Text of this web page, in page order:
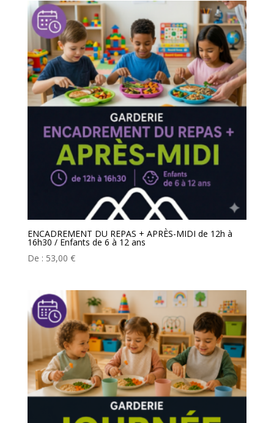
ENCADREMENT DU REPAS + APRÈS-MIDI de 12h à
16h30 / Enfants de 6 à 12 ans
De : 53,00 €